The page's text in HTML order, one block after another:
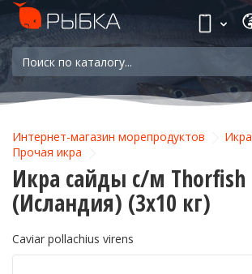
Интернет-магазин морепродуктов
Икра
Прочая икра
Икра сайды с/м Thorfish
(Исландия) (3х10 кг)
Caviar pollachius virens